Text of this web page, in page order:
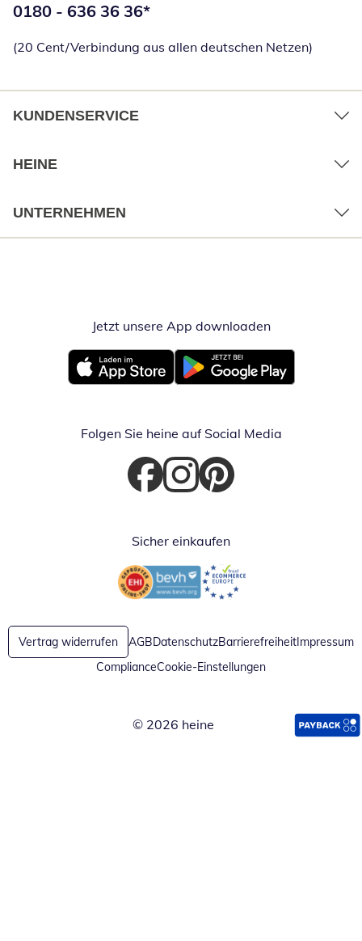
Telefonnummer:
0180 - 636 36 36*
(20 Cent/Verbindung aus allen deutschen Netzen)
KUNDENSERVICE
HEINE
UNTERNEHMEN
Jetzt unsere App downloadenÖffnet in
Öffnet in neuem FensterÖffnet in neuem Fenster
Folgen Sie heine auf Social Media
Öffnet in neuem Fenster
Öffnet in neuem Fenster
Öffnet in neuem Fenster
Sicher einkaufen
Öffnet in neuem FensterÖffnet in neuem Fenster
Vertrag widerrufen AGBDatenschutzBarrierefreiheitImpressum
ComplianceCookie-Einstellungen
© 2026 heine